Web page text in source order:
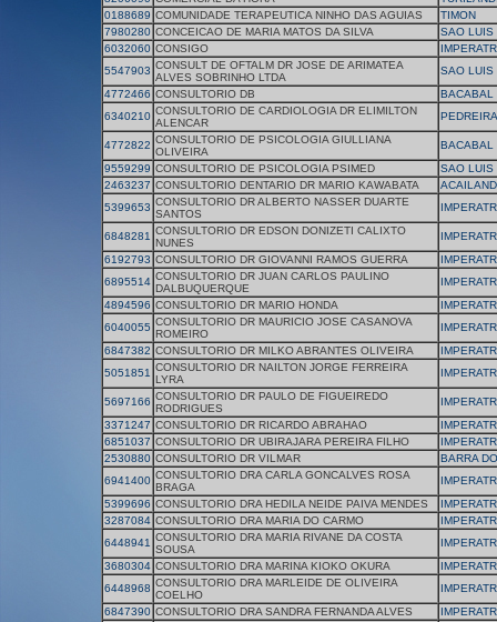
0188689 COMUNIDADE TERAPEUTICA NINHO DAS AGUIAS
TIMON
7980280 CONCEICAO DE MARIA MATOS DA SILVA
SAO LUIS
6032060 CONSIGO
5547903 CONSULT DE OFTALM DR JOSE DE ARIMATEA
ALVES SOBRINHO LTDA
SAO LUIS
4772466 CONSULTORIO DB
BACABAL
6340210 CONSULTORIO DE CARDIOLOGIA DR ELIMILTON
ALENCAR
4772822 CONSULTORIO DE PSICOLOGIA GIULLIANA
OLIVEIRA
BACABAL
9559299 CONSULTORIO DE PSICOLOGIA PSIMED
SAO LUIS
2463237 CONSULTORIO DENTARIO DR MARIO KAWABATA
5399653 CONSULTORIO DR ALBERTO NASSER DUARTE
SANTOS
6848281 CONSULTORIO DR EDSON DONIZETI CALIXTO
NUNES
6192793 CONSULTORIO DR GIOVANNI RAMOS GUERRA
6895514 CONSULTORIO DR JUAN CARLOS PAULINO
DALBUQUERQUE
4894596 CONSULTORIO DR MARIO HONDA
6040055 CONSULTORIO DR MAURICIO JOSE CASANOVA
ROMEIRO
6847382 CONSULTORIO DR MILKO ABRANTES OLIVEIRA
5051851 CONSULTORIO DR NAILTON JORGE FERREIRA
LYRA
5697166 CONSULTORIO DR PAULO DE FIGUEIREDO
RODRIGUES
3371247 CONSULTORIO DR RICARDO ABRAHAO
6851037 CONSULTORIO DR UBIRAJARA PEREIRA FILHO
2530880 CONSULTORIO DR VILMAR
BARRA
6941400 CONSULTORIO DRA CARLA GONCALVES ROSA
BRAGA
5399696 CONSULTORIO DRA HEDILA NEIDE PAIVA MENDES
3287084 CONSULTORIO DRA MARIA DO CARMO
6448941 CONSULTORIO DRA MARIA RIVANE DA COSTA
SOUSA
3680304 CONSULTORIO DRA MARINA KIOKO OKURA
6448968 CONSULTORIO DRA MARLEIDE DE OLIVEIRA
COELHO
6847390 CONSULTORIO DRA SANDRA FERNANDA ALVES